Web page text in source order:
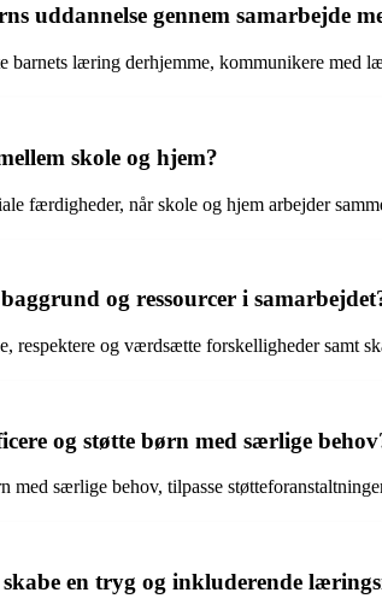
uddannelse gennem samarbejde
læring derhjemme, kommunikere med
skole og hjem?
færdigheder, når skole og hjem arbejder
og ressourcer i
og værdsætte forskelligheder samt
og støtte børn med særlige
særlige behov, tilpasse
en tryg og inkluderende